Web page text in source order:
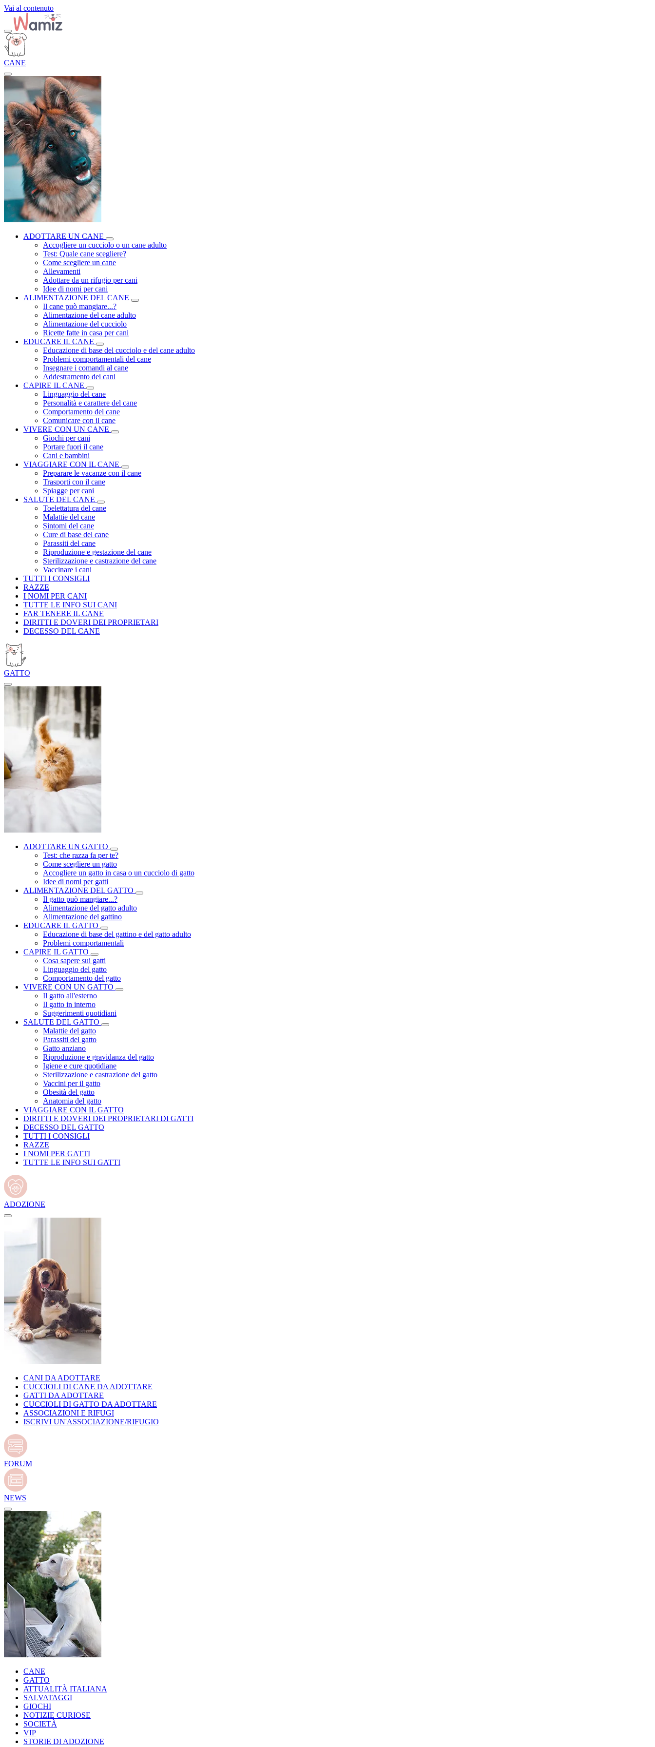
Vai al contenuto
CANE
ADOTTARE UN CANE
Accogliere un cucciolo o un cane adulto
Test: Quale cane scegliere?
Come scegliere un cane
Allevamenti
Adottare da un rifugio per cani
Idee di nomi per cani
ALIMENTAZIONE DEL CANE
Il cane può mangiare...?
Alimentazione del cane adulto
Alimentazione del cucciolo
Ricette fatte in casa per cani
EDUCARE IL CANE
Educazione di base del cucciolo e del cane adulto
Problemi comportamentali del cane
Insegnare i comandi al cane
Addestramento dei cani
CAPIRE IL CANE
Linguaggio del cane
Personalità e carattere del cane
Comportamento del cane
Comunicare con il cane
VIVERE CON UN CANE
Giochi per cani
Portare fuori il cane
Cani e bambini
VIAGGIARE CON IL CANE
Preparare le vacanze con il cane
Trasporti con il cane
Spiagge per cani
SALUTE DEL CANE
Toelettatura del cane
Malattie del cane
Sintomi del cane
Cure di base del cane
Parassiti del cane
Riproduzione e gestazione del cane
Sterilizzazione e castrazione del cane
Vaccinare i cani
TUTTI I CONSIGLI
RAZZE
I NOMI PER CANI
TUTTE LE INFO SUI CANI
FAR TENERE IL CANE
DIRITTI E DOVERI DEI PROPRIETARI
DECESSO DEL CANE
GATTO
ADOTTARE UN GATTO
Test: che razza fa per te?
Come scegliere un gatto
Accogliere un gatto in casa o un cucciolo di gatto
Idee di nomi per gatti
ALIMENTAZIONE DEL GATTO
Il gatto può mangiare...?
Alimentazione del gatto adulto
Alimentazione del gattino
EDUCARE IL GATTO
Educazione di base del gattino e del gatto adulto
Problemi comportamentali
CAPIRE IL GATTO
Cosa sapere sui gatti
Linguaggio del gatto
Comportamento del gatto
VIVERE CON UN GATTO
Il gatto all'esterno
Il gatto in interno
Suggerimenti quotidiani
SALUTE DEL GATTO
Malattie del gatto
Parassiti del gatto
Gatto anziano
Riproduzione e gravidanza del gatto
Igiene e cure quotidiane
Sterilizzazione e castrazione del gatto
Vaccini per il gatto
Obesità del gatto
Anatomia del gatto
VIAGGIARE CON IL GATTO
DIRITTI E DOVERI DEI PROPRIETARI DI GATTI
DECESSO DEL GATTO
TUTTI I CONSIGLI
RAZZE
I NOMI PER GATTI
TUTTE LE INFO SUI GATTI
ADOZIONE
CANI DA ADOTTARE
CUCCIOLI DI CANE DA ADOTTARE
GATTI DA ADOTTARE
CUCCIOLI DI GATTO DA ADOTTARE
ASSOCIAZIONI E RIFUGI
ISCRIVI UN'ASSOCIAZIONE/RIFUGIO
FORUM
NEWS
CANE
GATTO
ATTUALITÀ ITALIANA
SALVATAGGI
GIOCHI
NOTIZIE CURIOSE
SOCIETÀ
VIP
STORIE DI ADOZIONE